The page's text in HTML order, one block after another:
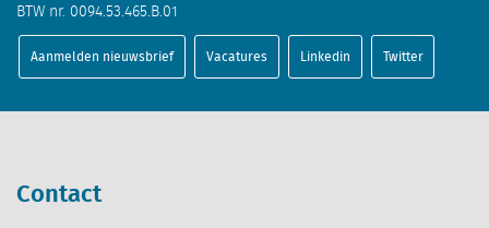
BTW nr. 0094.53.465.B.01
Aanmelden nieuwsbrief Vacatures Linkedin Twitter
Contact